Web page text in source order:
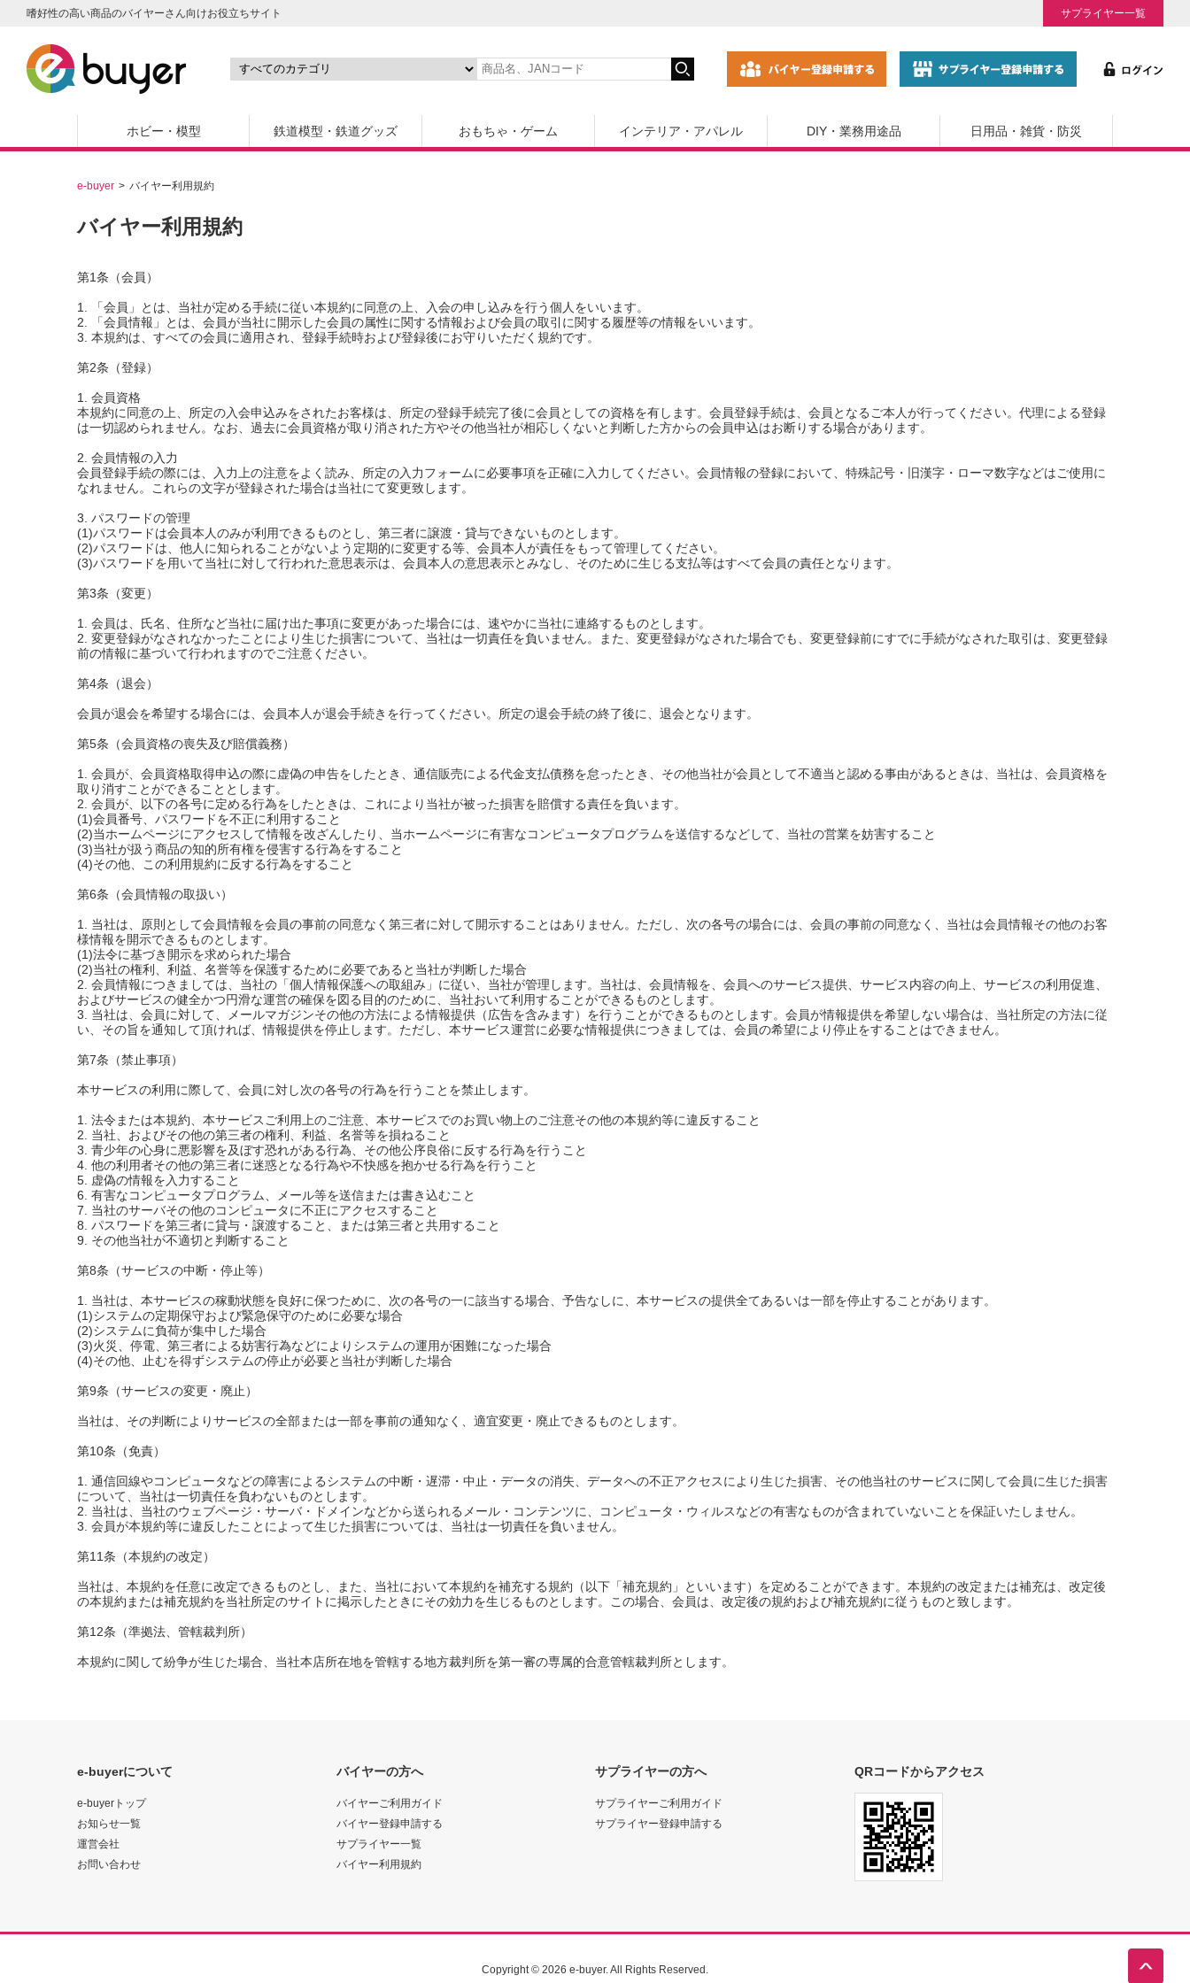
嗜好性の高い商品のバイヤーさん向けお役立ちサイト サプライヤー一覧
ホビー・模型 鉄道模型・鉄道グッズ おもちゃ・ゲーム インテリア・アパレル DIY・業務用途品 日用品・雑貨・防災
e-buyer バイヤー利用規約
バイヤー利用規約
第1条（会員）
1. 「会員」とは、当社が定める手続に従い本規約に同意の上、入会の申し込みを行う個人をいいます。
2. 「会員情報」とは、会員が当社に開示した会員の属性に関する情報および会員の取引に関する履歴等の情報をいいます。
3. 本規約は、すべての会員に適用され、登録手続時および登録後にお守りいただく規約です。
第2条（登録）
1. 会員資格
本規約に同意の上、所定の入会申込みをされたお客様は、所定の登録手続完了後に会員としての資格を有します。会員登録手続は、会員となるご本人が行ってください。代理による登録
は一切認められません。なお、過去に会員資格が取り消された方やその他当社が相応しくないと判断した方からの会員申込はお断りする場合があります。
2. 会員情報の入力
会員登録手続の際には、入力上の注意をよく読み、所定の入力フォームに必要事項を正確に入力してください。会員情報の登録において、特殊記号・旧漢字・ローマ数字などはご使用に
なれません。これらの文字が登録された場合は当社にて変更致します。
3. パスワードの管理
(1)パスワードは会員本人のみが利用できるものとし、第三者に譲渡・貸与できないものとします。
(2)パスワードは、他人に知られることがないよう定期的に変更する等、会員本人が責任をもって管理してください。
(3)パスワードを用いて当社に対して行われた意思表示は、会員本人の意思表示とみなし、そのために生じる支払等はすべて会員の責任となります。
第3条（変更）
1. 会員は、氏名、住所など当社に届け出た事項に変更があった場合には、速やかに当社に連絡するものとします。
2. 変更登録がなされなかったことにより生じた損害について、当社は一切責任を負いません。また、変更登録がなされた場合でも、変更登録前にすでに手続がなされた取引は、変更登録
前の情報に基づいて行われますのでご注意ください。
第4条（退会）
会員が退会を希望する場合には、会員本人が退会手続きを行ってください。所定の退会手続の終了後に、退会となります。
第5条（会員資格の喪失及び賠償義務）
1. 会員が、会員資格取得申込の際に虚偽の申告をしたとき、通信販売による代金支払債務を怠ったとき、その他当社が会員として不適当と認める事由があるときは、当社は、会員資格を
取り消すことができることとします。
2. 会員が、以下の各号に定める行為をしたときは、これにより当社が被った損害を賠償する責任を負います。
(1)会員番号、パスワードを不正に利用すること
(2)当ホームページにアクセスして情報を改ざんしたり、当ホームページに有害なコンピュータプログラムを送信するなどして、当社の営業を妨害すること
(3)当社が扱う商品の知的所有権を侵害する行為をすること
(4)その他、この利用規約に反する行為をすること
第6条（会員情報の取扱い）
1. 当社は、原則として会員情報を会員の事前の同意なく第三者に対して開示することはありません。ただし、次の各号の場合には、会員の事前の同意なく、当社は会員情報その他のお客
様情報を開示できるものとします。
(1)法令に基づき開示を求められた場合
(2)当社の権利、利益、名誉等を保護するために必要であると当社が判断した場合
2. 会員情報につきましては、当社の「個人情報保護への取組み」に従い、当社が管理します。当社は、会員情報を、会員へのサービス提供、サービス内容の向上、サービスの利用促進、
およびサービスの健全かつ円滑な運営の確保を図る目的のために、当社おいて利用することができるものとします。
3. 当社は、会員に対して、メールマガジンその他の方法による情報提供（広告を含みます）を行うことができるものとします。会員が情報提供を希望しない場合は、当社所定の方法に従
い、その旨を通知して頂ければ、情報提供を停止します。ただし、本サービス運営に必要な情報提供につきましては、会員の希望により停止をすることはできません。
第7条（禁止事項）
本サービスの利用に際して、会員に対し次の各号の行為を行うことを禁止します。
1. 法令または本規約、本サービスご利用上のご注意、本サービスでのお買い物上のご注意その他の本規約等に違反すること
2. 当社、およびその他の第三者の権利、利益、名誉等を損ねること
3. 青少年の心身に悪影響を及ぼす恐れがある行為、その他公序良俗に反する行為を行うこと
4. 他の利用者その他の第三者に迷惑となる行為や不快感を抱かせる行為を行うこと
5. 虚偽の情報を入力すること
6. 有害なコンピュータプログラム、メール等を送信または書き込むこと
7. 当社のサーバその他のコンピュータに不正にアクセスすること
8. パスワードを第三者に貸与・譲渡すること、または第三者と共用すること
9. その他当社が不適切と判断すること
第8条（サービスの中断・停止等）
1. 当社は、本サービスの稼動状態を良好に保つために、次の各号の一に該当する場合、予告なしに、本サービスの提供全てあるいは一部を停止することがあります。
(1)システムの定期保守および緊急保守のために必要な場合
(2)システムに負荷が集中した場合
(3)火災、停電、第三者による妨害行為などによりシステムの運用が困難になった場合
(4)その他、止むを得ずシステムの停止が必要と当社が判断した場合
第9条（サービスの変更・廃止）
当社は、その判断によりサービスの全部または一部を事前の通知なく、適宜変更・廃止できるものとします。
第10条（免責）
1. 通信回線やコンピュータなどの障害によるシステムの中断・遅滞・中止・データの消失、データへの不正アクセスにより生じた損害、その他当社のサービスに関して会員に生じた損害
について、当社は一切責任を負わないものとします。
2. 当社は、当社のウェブページ・サーバ・ドメインなどから送られるメール・コンテンツに、コンピュータ・ウィルスなどの有害なものが含まれていないことを保証いたしません。
3. 会員が本規約等に違反したことによって生じた損害については、当社は一切責任を負いません。
第11条（本規約の改定）
当社は、本規約を任意に改定できるものとし、また、当社において本規約を補充する規約（以下「補充規約」といいます）を定めることができます。本規約の改定または補充は、改定後
の本規約または補充規約を当社所定のサイトに掲示したときにその効力を生じるものとします。この場合、会員は、改定後の規約および補充規約に従うものと致します。
第12条（準拠法、管轄裁判所）
本規約に関して紛争が生じた場合、当社本店所在地を管轄する地方裁判所を第一審の専属的合意管轄裁判所とします。
e-buyerについて
e-buyerトップ
お知らせ一覧
運営会社
お問い合わせ
バイヤーの方へ
バイヤーご利用ガイド
バイヤー登録申請する
サプライヤー一覧
バイヤー利用規約
サプライヤーの方へ
サプライヤーご利用ガイド
サプライヤー登録申請する
QRコードからアクセス
Copyright © 2026 e-buyer. All Rights Reserved.